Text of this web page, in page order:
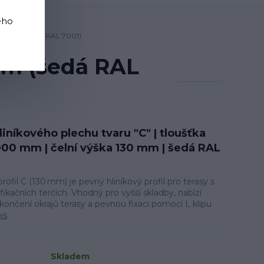
mm (šedá RAL 7001)
(šedá RAL
plechu tvaru "C" | tloušťka
mm | čelní výška 130 mm | šedá RAL
C (130 mm) je pevný hliníkový profil pro terasy s
terčích. Vhodný pro vyšší skladby, nabízí
okrajů terasy a pevnou fixaci pomocí L klipu
Skladem